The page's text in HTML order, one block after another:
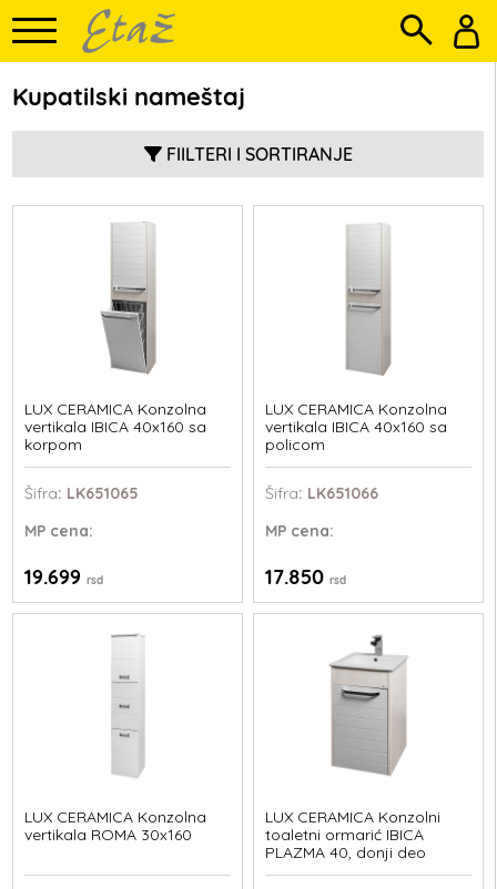
Kupatilski nameštaj
FIILTERI I SORTIRANJE
LUX CERAMICA Konzolna
vertikala IBICA 40x160 sa
korpom
Šifra: LK651065
MP cena:
19.699rsd
LUX CERAMICA Konzolna
vertikala IBICA 40x160 sa
policom
Šifra: LK651066
MPcena:
17.850 rsd
LUX CERAMICA Konzolna
vertikala ROMA 30x160
LUX CERAMICA Konzolni
toaletni ormarić IBICA
PLAZMA 40, donji deo